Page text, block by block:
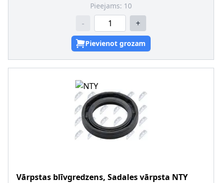
Pieejams: 10
- +
Pievienot grozam
Vārpstas blīvgredzens, Sadales vārpsta NTY